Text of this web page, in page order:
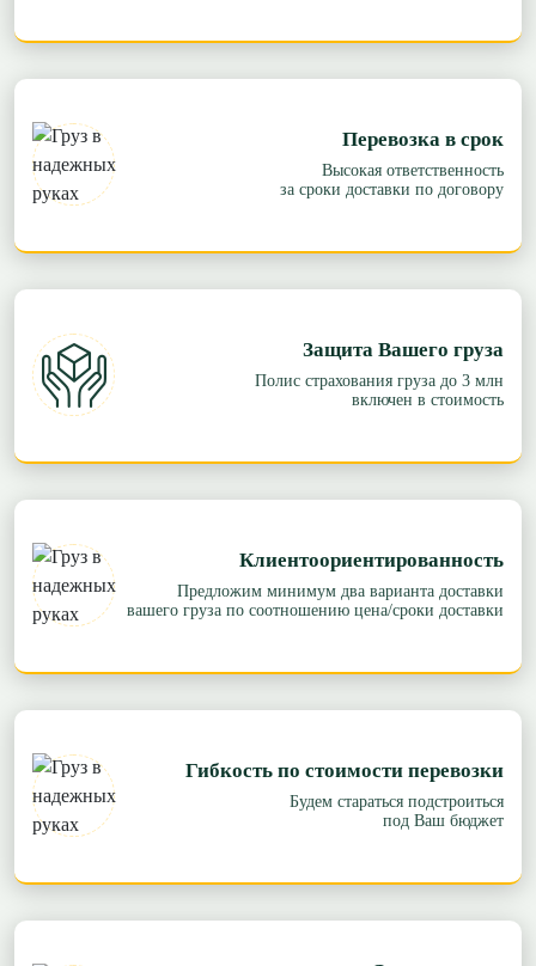
Перевозка в срок
Высокая ответственность
за сроки доставки по договору
Защита Вашего груза
Полис страхования груза до 3 млн
включен в стоимость
Клиентоориентированность
Предложим минимум два варианта доставки
вашего груза по соотношению цена/сроки доставки
Гибкость по стоимости перевозки
Будем стараться подстроиться
под Ваш бюджет